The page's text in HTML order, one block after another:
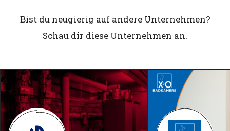
Bist du neugierig auf andere Unternehmen?
Schau dir diese Unternehmen an.